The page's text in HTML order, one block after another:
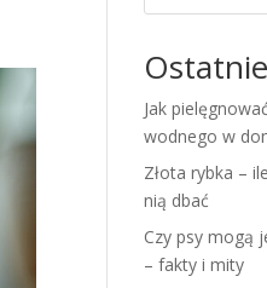
Jak
wodnego w
Złota rybka –
nią dbać
Czy psy mogą
– fakty i mity